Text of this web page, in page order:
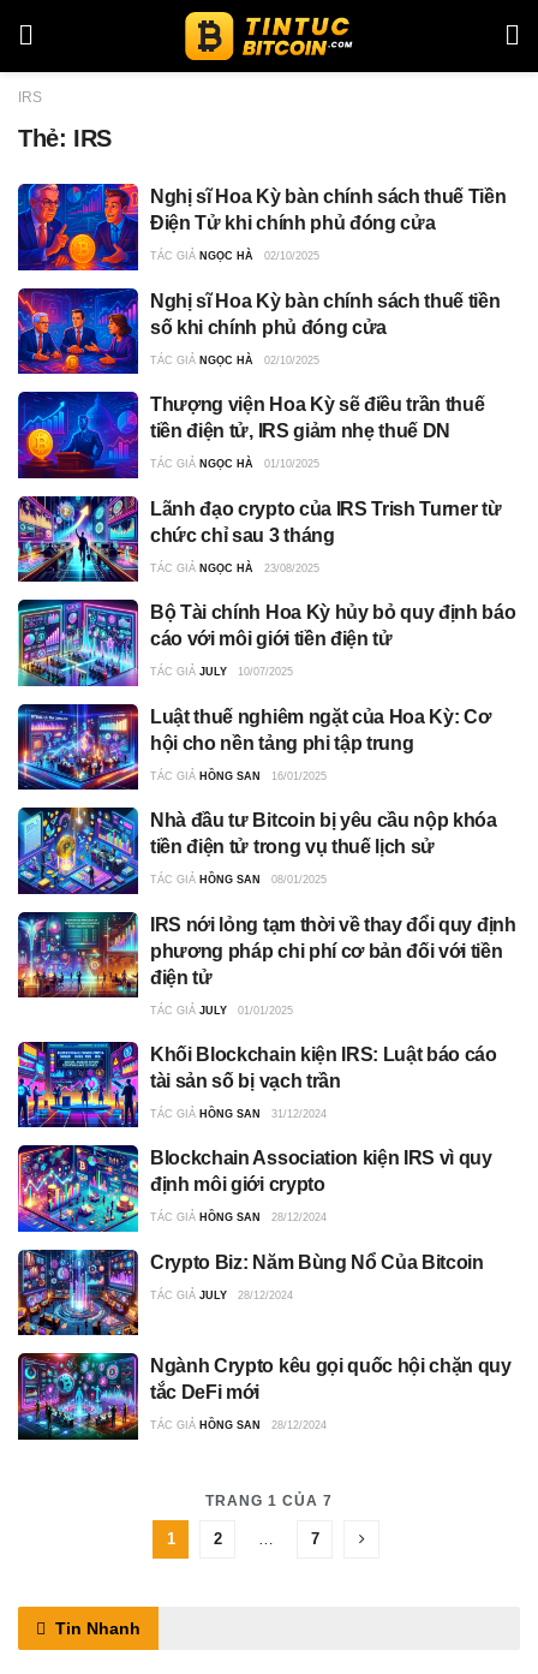
IRS
Thẻ: IRS
Nghị sĩ Hoa Kỳ bàn chính sách thuế Tiền
Điện Tử khi chính phủ đóng cửa
TÁC GIẢ NGỌC HÀ 02/10/2025
Nghị sĩ Hoa Kỳ bàn chính sách thuế tiền
số khi chính phủ đóng cửa
TÁC GIẢ NGỌC HÀ 02/10/2025
Thượng viện Hoa Kỳ sẽ điều trần thuế
tiền điện tử, IRS giảm nhẹ thuế DN
TÁC GIẢ NGỌC HÀ 01/10/2025
Lãnh đạo crypto của IRS Trish Turner từ
chức chỉ sau 3 tháng
TÁC GIẢ NGỌC HÀ 23/08/2025
Bộ Tài chính Hoa Kỳ hủy bỏ quy định báo
cáo với môi giới tiền điện tử
TÁC GIẢ JULY 10/07/2025
Luật thuế nghiêm ngặt của Hoa Kỳ: Cơ
hội cho nền tảng phi tập trung
TÁC GIẢ HỒNG SAN 16/01/2025
Nhà đầu tư Bitcoin bị yêu cầu nộp khóa
tiền điện tử trong vụ thuế lịch sử
TÁC GIẢ HỒNG SAN 08/01/2025
IRS nới lỏng tạm thời về thay đổi quy định
phương pháp chi phí cơ bản đối với tiền
điện tử
TÁC GIẢ JULY 01/01/2025
Khối Blockchain kiện IRS: Luật báo cáo
tài sản số bị vạch trần
TÁC GIẢ HỒNG SAN 31/12/2024
Blockchain Association kiện IRS vì quy
định môi giới crypto
TÁC GIẢ HỒNG SAN 28/12/2024
Crypto Biz: Năm Bùng Nổ Của Bitcoin
TÁC GIẢ JULY 28/12/2024
Ngành Crypto kêu gọi quốc hội chặn quy
tắc DeFi mới
TÁC GIẢ HỒNG SAN 28/12/2024
TRANG 1 CỦA 7
1 2 7
Tin Nhanh